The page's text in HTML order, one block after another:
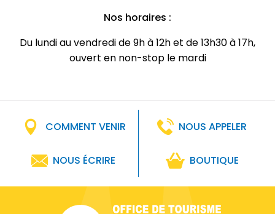
Nos horaires :
Du lundi au vendredi de 9h à 12h et de 13h30 à 17h,
ouvert en non-stop le mardi
COMMENT VENIR NOUS APPELER
NOUS ÉCRIRE BOUTIQUE